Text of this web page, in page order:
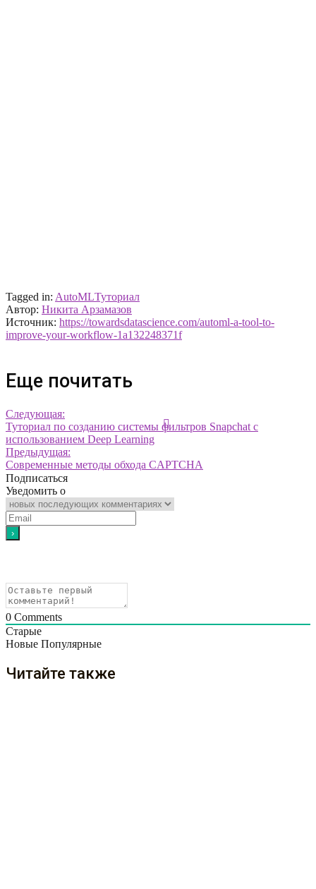
Tagged in: AutoMLТуториал
Автор: Никита Арзамазов
Источник: https://towardsdatascience.com/automl-a-tool-to-
improve-your-workflow-1a132248371f
Еще почитать
Следующая:
Туториал по созданию системы фильтров Snapchat с
использованием Deep Learning
Предыдущая:
Современные методы обхода CAPTCHA
Подписаться
Уведомить о
0 Comments
Старые
Новые Популярные
Читайте также